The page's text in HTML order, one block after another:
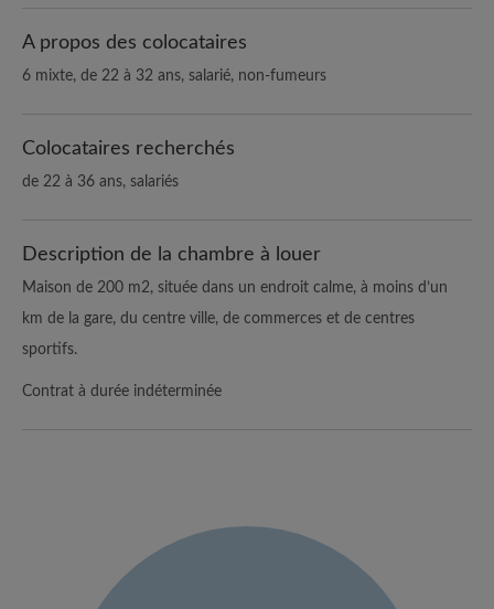
A propos des colocataires
6 mixte, de 22 à 32 ans, salarié, non-fumeurs
Colocataires recherchés
de 22 à 36 ans, salariés
Description de la chambre à louer
Maison de 200 m2, située dans un endroit calme, à moins d’un
km de la gare, du centre ville, de commerces et de centres
sportifs.
Contrat à durée indéterminée